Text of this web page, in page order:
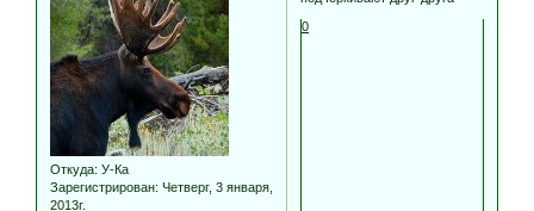
Откуда: У-Ка
Зарегистрирован: Четверг, 3 января,
2013г.
0